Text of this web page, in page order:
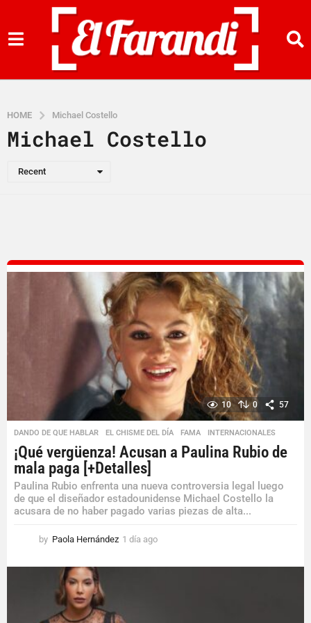
HOME Michael Costello
Michael Costello
Recent
10 0 57
DANDO DE QUE HABLAR ,EL CHISME DEL DÍA ,FAMA INTERNACIONALES
¡Qué vergüenza! Acusan a Paulina Rubio de
mala paga [+Detalles]
Paulina Rubio enfrenta una nueva controversia legal luego
de que el diseñador estadounidense Michael Costello la
acusara de no haber pagado varias piezas de alta...
by Paola Hernández 1 día ago
í